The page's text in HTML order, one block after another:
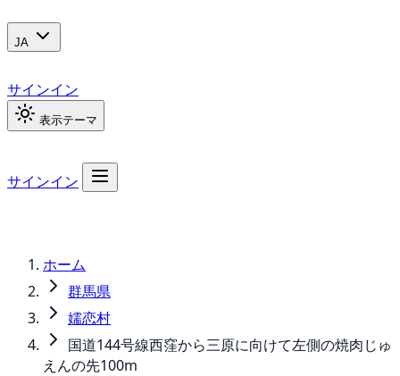
JA
サインイン
表示テーマ
サインイン
ホーム
群馬県
嬬恋村
国道144号線西窪から三原に向けて左側の焼肉じゅ
えんの先100m